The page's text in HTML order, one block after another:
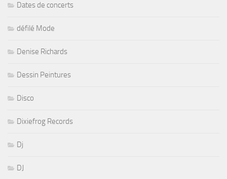
Dates de concerts
défilé Mode
Denise Richards
Dessin Peintures
Disco
Dixiefrog Records
Dj
DJ